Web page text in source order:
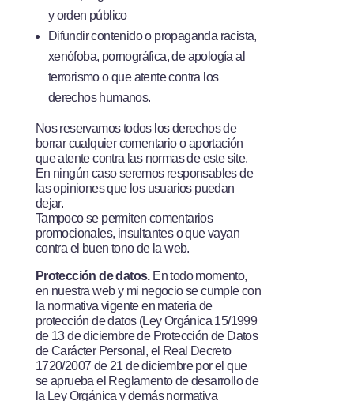
y orden público
Difundir contenido o propaganda racista,
xenófoba, pornográfica, de apología al
terrorismo o que atente contra los
derechos humanos.
Nos reservamos todos los derechos de
borrar cualquier comentario o aportación
que atente contra las normas de este site.
En ningún caso seremos responsables de
las opiniones que los usuarios puedan
dejar.
Tampoco se permiten comentarios
promocionales, insultantes o que vayan
contra el buen tono de la web.
Protección de datos.­ En todo momento,
en nuestra web y mi negocio se cumple con
la normativa vigente en materia de
protección de datos (Ley Orgánica 15/1999
de 13 de diciembre de Protección de Datos
de Carácter Personal, el Real Decreto
1720/2007 de 21 de diciembre por el que
se aprueba el Reglamento de desarrollo de
la Ley Orgánica y demás normativa